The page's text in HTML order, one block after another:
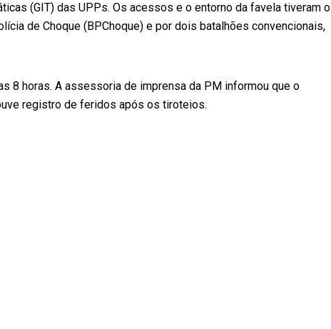
(GIT) das UPPs. Os acessos e o entorno da favela tiveram o
de Choque (BPChoque) e por dois batalhões convencionais,
8 horas. A assessoria de imprensa da PM informou que o
registro de feridos após os tiroteios.